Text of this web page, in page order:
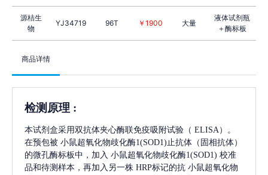
源桔生
物
YJ34719 96T ￥1900 大量
液体试剂瓶
＋酶标板
商品详情
检测原理 :
本试剂盒采用双抗体夹心酶联免疫吸附试验（ ELISA）。
在预包被 小鼠超氧化物歧化酶1(SOD1)止抗体（固相抗体）
的微孔酶标板中，加入 小鼠超氧化物歧化酶1(SOD1) 校准
品和待测样本，再加入另一株 HRP标记的抗 小鼠超氧化物